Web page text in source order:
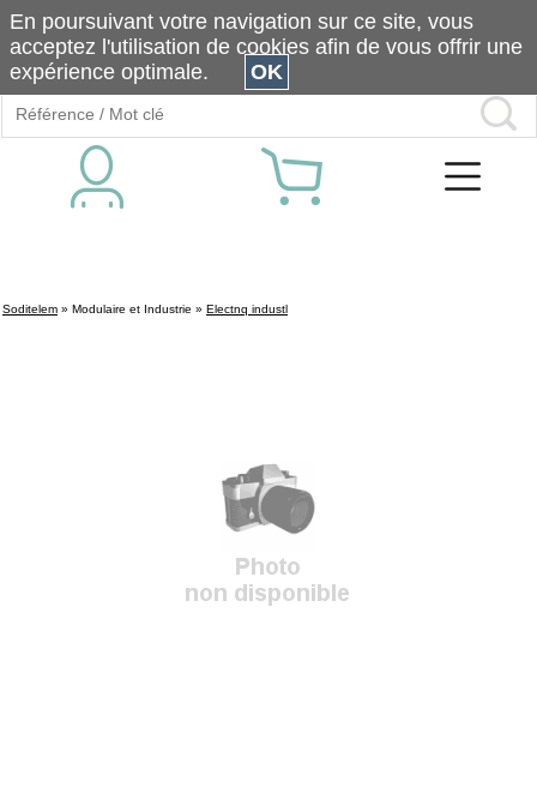
Soditelem » Modulaire et Industrie » Electnq industl
En poursuivant votre navigation sur ce site, vous
acceptez l'utilisation de cookies afin de vous offrir une
expérience optimale.
OK